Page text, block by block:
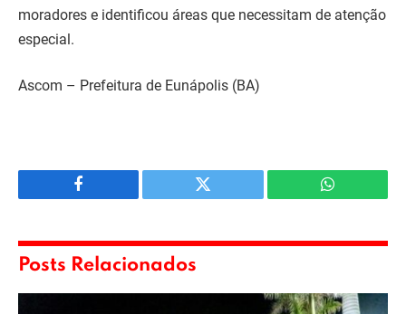
moradores e identificou áreas que necessitam de atenção
especial.
Ascom – Prefeitura de Eunápolis (BA)
Facebook Twitter WhatsApp
Posts Relacionados